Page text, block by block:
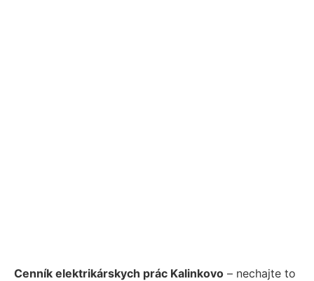
Cenník elektrikárskych prác Kalinkovo – nechajte to